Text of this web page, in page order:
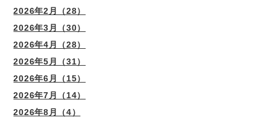
2026年2月（28）
2026年3月（30）
2026年4月（28）
2026年5月（31）
2026年6月（15）
2026年7月（14）
2026年8月（4）